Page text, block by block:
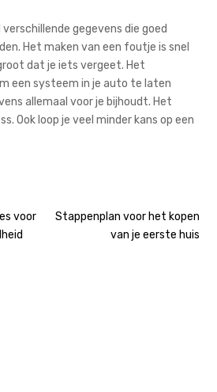
gegevens die goed
Het maken van een foutje is snel
dat je iets vergeet. Het
een systeem in je auto te laten
allemaal voor je bijhoudt. Het
Ook loop je veel minder kans op een
voor
Stappenplan voor het kopen
van je eerste huis